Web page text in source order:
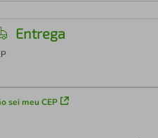
Entrega
sei meu CEP